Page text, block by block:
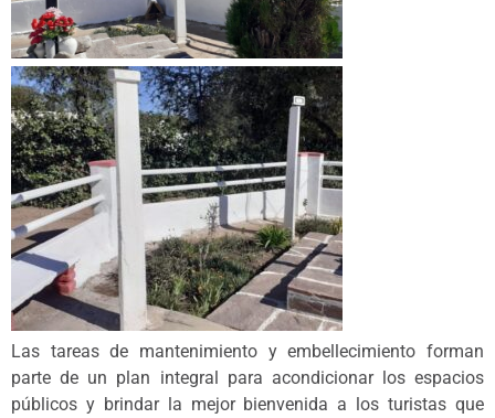
Las tareas de mantenimiento y embellecimiento forman
parte de un plan integral para acondicionar los espacios
públicos y brindar la mejor bienvenida a los turistas que